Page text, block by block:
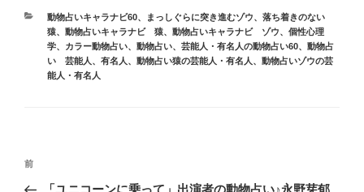
カ
テ
ゴ
リ
ー
動物占いキャラナビ60、 まっしぐらに突き進むゾウ、 落ち着きのない
猿、 動物占いキャラナビ 猿、 動物占いキャラナビ ゾウ、 個性心理
学、 カラー動物占い、 動物占い、 芸能人・有名人の動物占い60、 動物占
い 芸能人、有名人 、 動物占い猿の芸能人・有名人 、 動物占いゾウの芸
能人・有名人
投
前
の
前